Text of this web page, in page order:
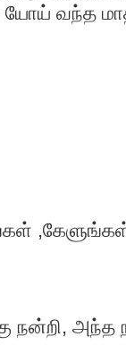
வந்த
நன்றி,